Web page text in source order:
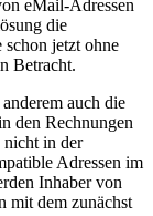
eMail-Adressen
die
schon jetzt ohne
Betracht.
auch die
den Rechnungen
nicht in der
Adressen im
Inhaber von
mit dem zunächst